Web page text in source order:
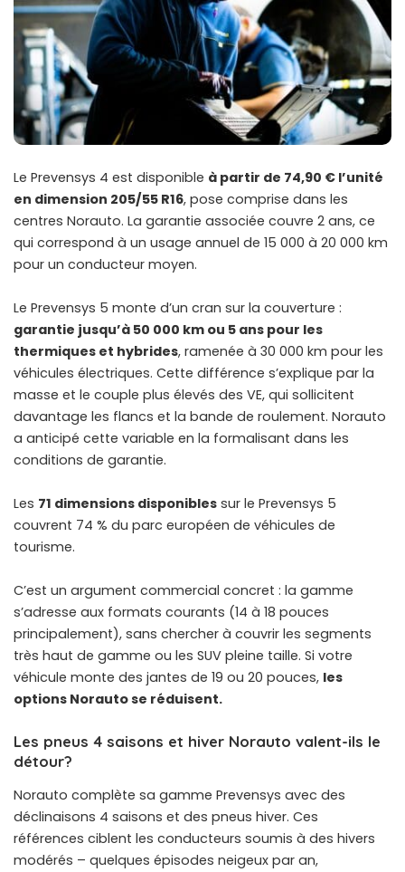
Le Prevensys 4 est disponible à partir de 74,90 € l’unité
en dimension 205/55 R16, pose comprise dans les
centres Norauto. La garantie associée couvre 2 ans, ce
qui correspond à un usage annuel de 15 000 à 20 000 km
pour un conducteur moyen.
Le Prevensys 5 monte d’un cran sur la couverture :
garantie jusqu’à 50 000 km ou 5 ans pour les
thermiques et hybrides, ramenée à 30 000 km pour les
véhicules électriques. Cette différence s’explique par la
masse et le couple plus élevés des VE, qui sollicitent
davantage les flancs et la bande de roulement. Norauto
a anticipé cette variable en la formalisant dans les
conditions de garantie.
Les 71 dimensions disponibles sur le Prevensys 5
couvrent 74 % du parc européen de véhicules de
tourisme.
C’est un argument commercial concret : la gamme
s’adresse aux formats courants (14 à 18 pouces
principalement), sans chercher à couvrir les segments
très haut de gamme ou les SUV pleine taille. Si votre
véhicule monte des jantes de 19 ou 20 pouces, les
options Norauto se réduisent.
Les pneus 4 saisons et hiver Norauto valent-ils le
détour?
Norauto complète sa gamme Prevensys avec des
déclinaisons 4 saisons et des pneus hiver. Ces
références ciblent les conducteurs soumis à des hivers
modérés – quelques épisodes neigeux par an,